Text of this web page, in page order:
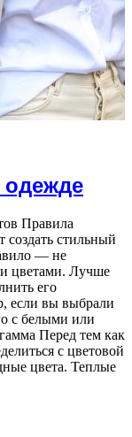
одежде
Правила
создать стильный
— не
цветами. Лучше
его
если вы выбрали
с белыми или
Перед тем как
с цветовой
цвета. Теплые